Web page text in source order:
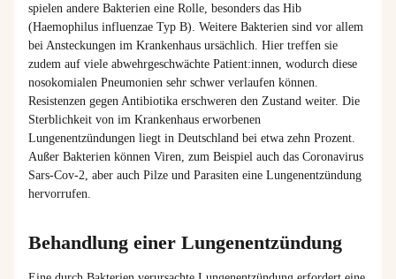
spielen andere Bakterien eine Rolle, besonders das Hib
(Haemophilus influenzae Typ B). Weitere Bakterien sind vor allem
bei Ansteckungen im Krankenhaus ursächlich . Hier treffen sie
zudem auf viele abwehrgeschwächte Patient:innen wodurch diese
nosokomialen Pneumonien sehr schwer verlaufen können
Resistenzen gegen Antibiotika erschweren den Zustand weiter. Die
Sterblichkeit von im Krankenhaus erworbenen
Lungenentzündungen liegt in Deutschland bei etwa zehn Prozent
Außer Bakterien können Viren, zum Beispiel auch das Coronavirus
Sars-Cov-2, aber auch Pilze und Parasiten eine Lungenentzündung
hervorrufen
Behandlung einer Lungenentzündung